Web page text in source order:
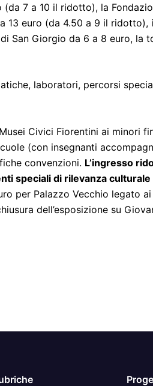
7 a 10 il ridotto), la
13 euro (da 4.50 a 9 il
San Giorgio da 6 a 8 euro, la
laboratori, percorsi
Civici Fiorentini ai minori
(con insegnanti
convenzioni. L’ingresso
speciali di rilevanza
per Palazzo Vecchio legato
dell’esposizione su